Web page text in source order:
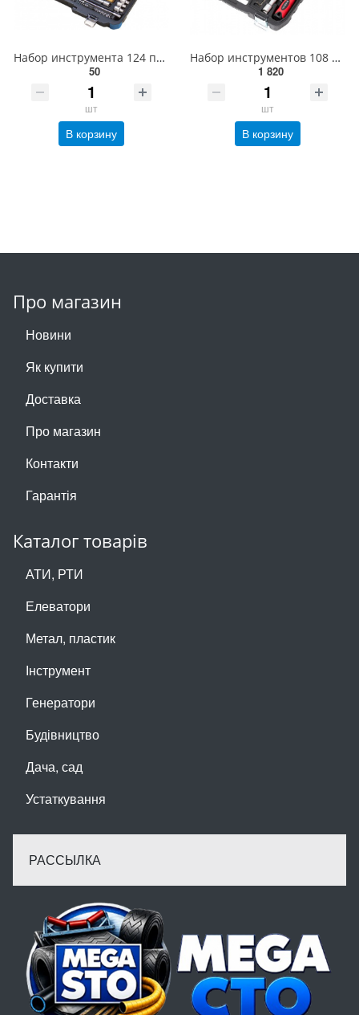
Набор инструмента 124 предмета 1/4&amp;1/2 (6гр.)(4-32мм) Forsage F-41241-5
50
шт
В корзину
Набор инструментов 108 предметов 1/2'', 1/4'' (6гр.)(4-32мм) MARSHAL MT-4108
1 820
шт
В корзину
Про магазин
Новини
Як купити
Доставка
Про магазин
Контакти
Гарантія
Каталог товарів
АТИ, РТИ
Елеватори
Метал, пластик
Інструмент
Генератори
Будівництво
Дача, сад
Устаткування
РАССЫЛКА